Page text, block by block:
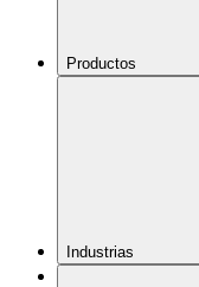
Productos
Industrias